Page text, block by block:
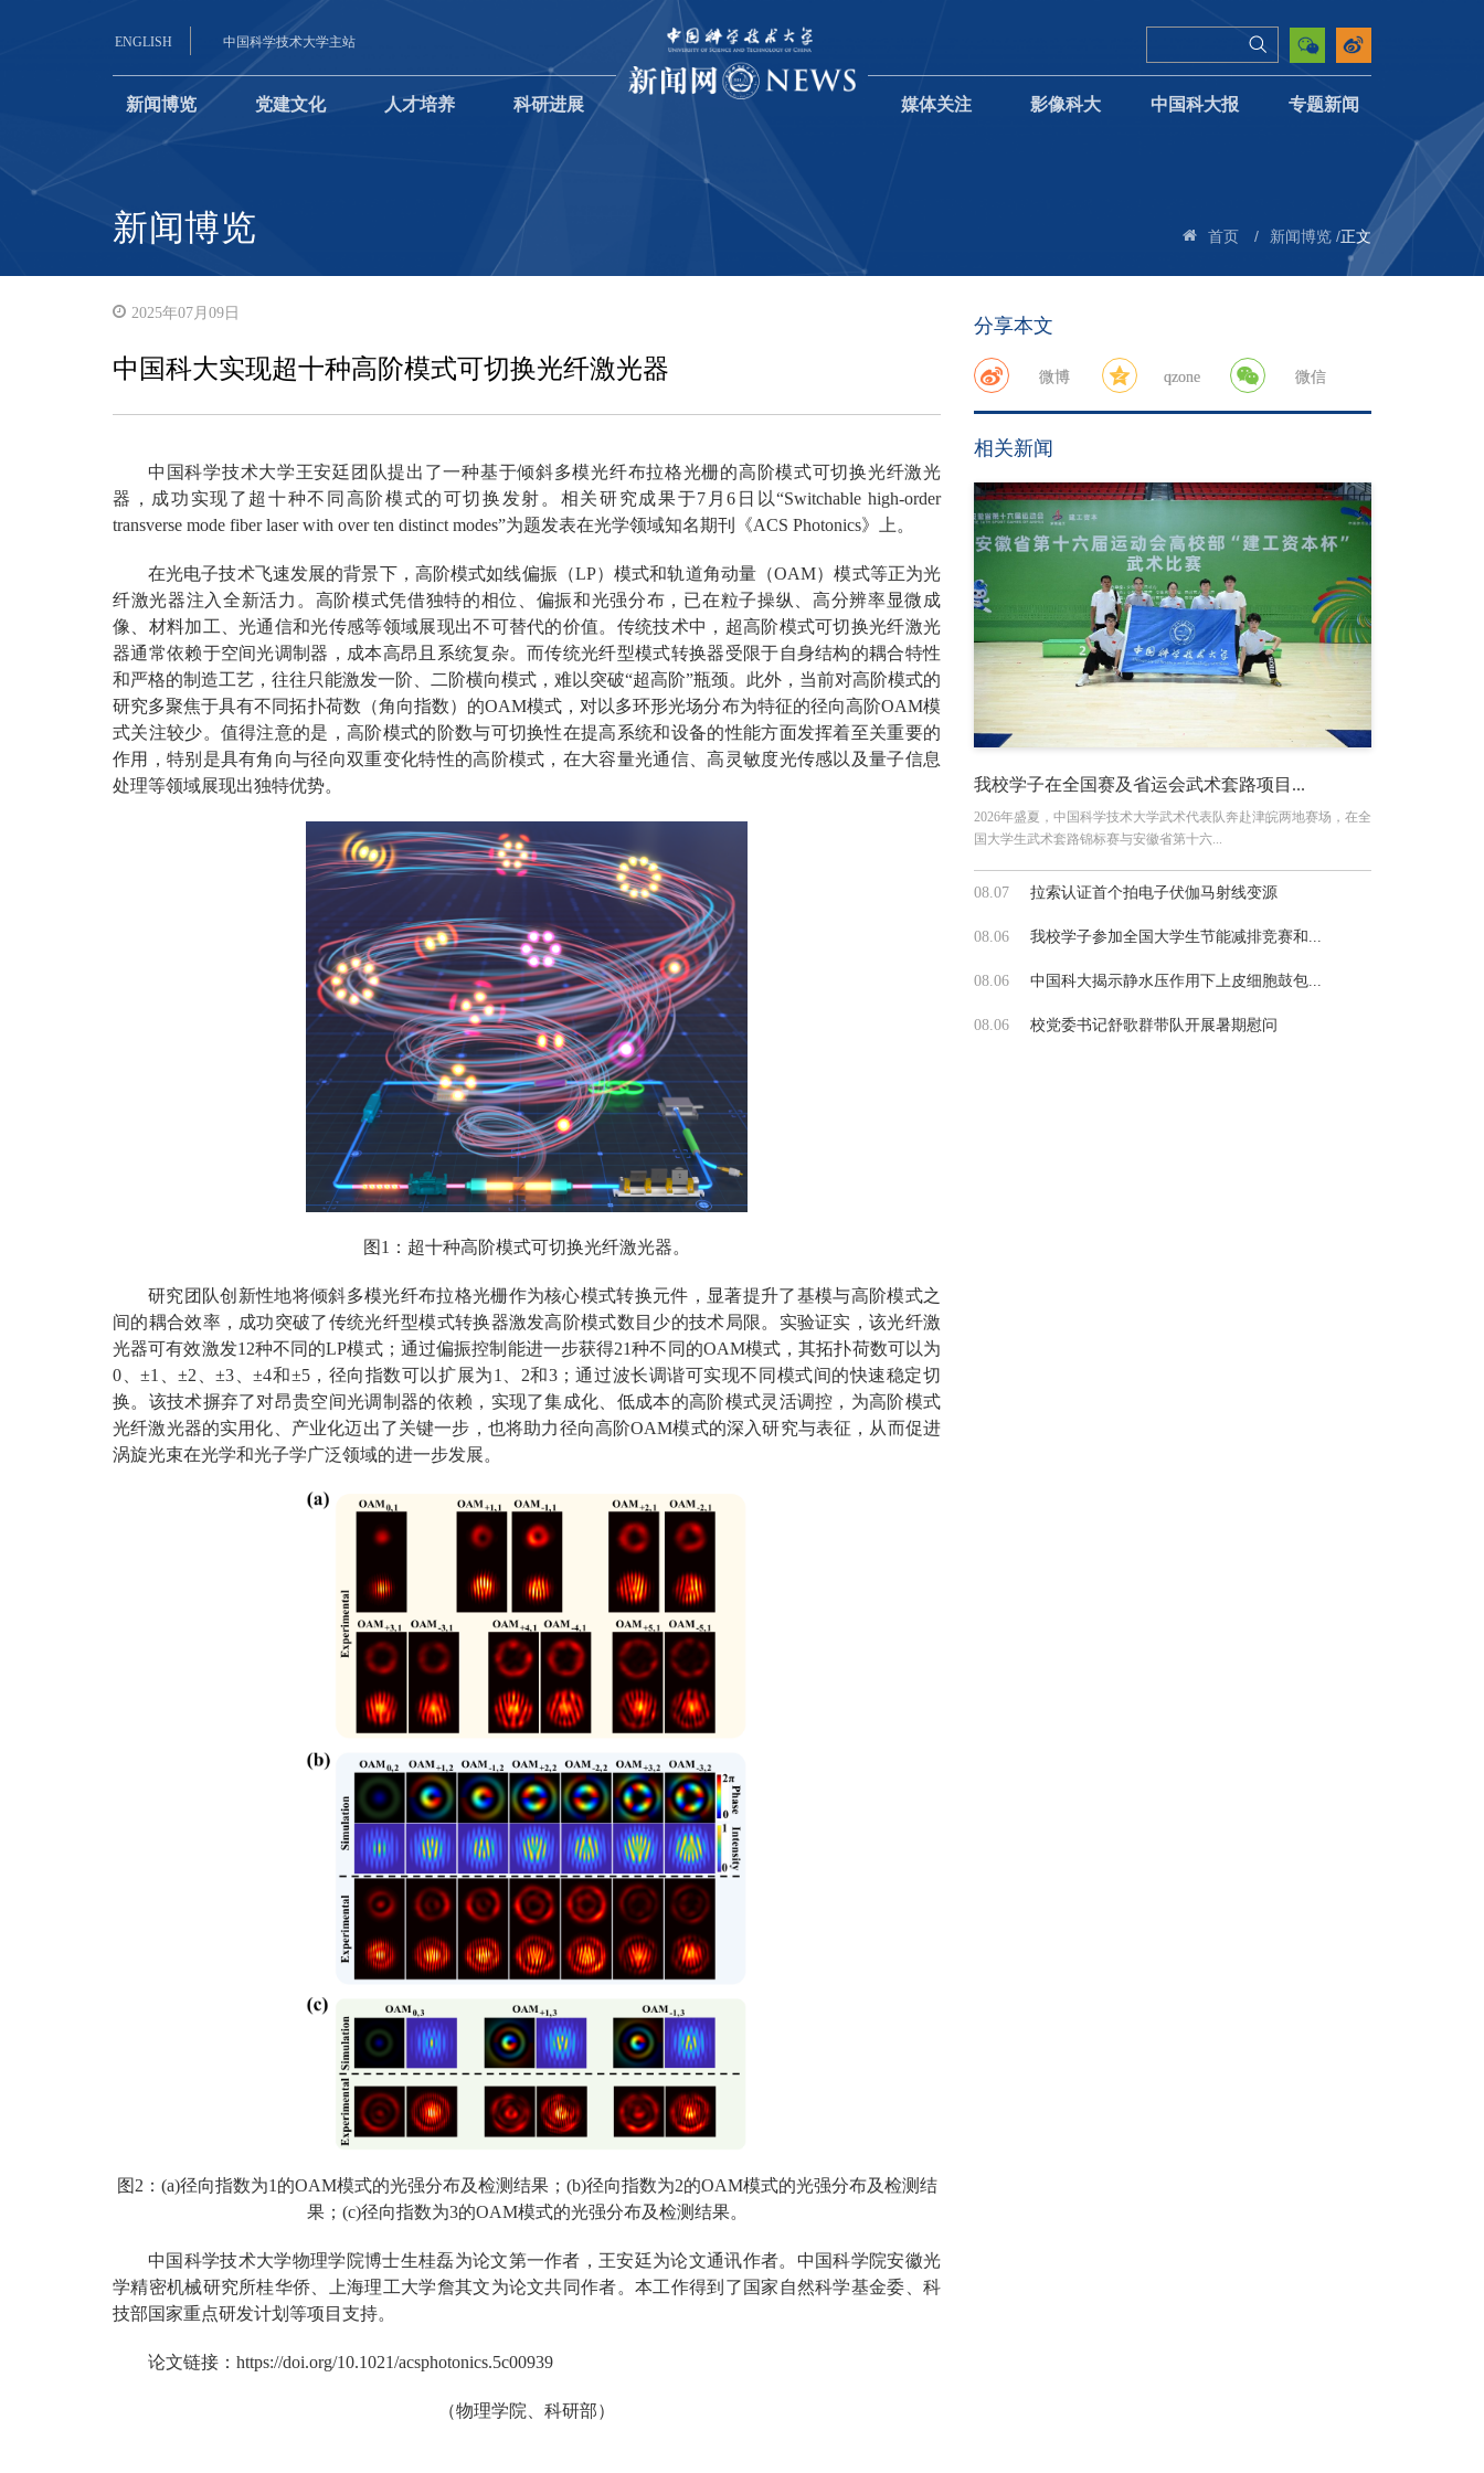
ENGLISH 中国科学技术大学主站
新闻博览 党建文化 人才培养 科研进展 媒体关注 影像科大 中国科大报 专题新闻
新闻博览 首页 / 新闻博览 /正文
2025年07月09日
中国科大实现超十种高阶模式可切换光纤激光器
中国科学技术大学王安廷团队提出了一种基于倾斜多模光纤布拉格光栅的高阶模式可切换光纤激光
器，成功实现了超十种不同高阶模式的可切换发射。相关研究成果于7月6日以“Switchable high-order
transverse mode fiber laser with over ten distinct modes”为题发表在光学领域知名期刊《ACS Photonics》上。
在光电子技术飞速发展的背景下，高阶模式如线偏振（LP）模式和轨道角动量（OAM）模式等正为光
纤激光器注入全新活力。高阶模式凭借独特的相位、偏振和光强分布，已在粒子操纵、高分辨率显微成
像、材料加工、光通信和光传感等领域展现出不可替代的价值。传统技术中，超高阶模式可切换光纤激光
器通常依赖于空间光调制器，成本高昂且系统复杂。而传统光纤型模式转换器受限于自身结构的耦合特性
和严格的制造工艺，往往只能激发一阶、二阶横向模式，难以突破“超高阶”瓶颈。此外，当前对高阶模式的
研究多聚焦于具有不同拓扑荷数（角向指数）的OAM模式，对以多环形光场分布为特征的径向高阶OAM模
式关注较少。值得注意的是，高阶模式的阶数与可切换性在提高系统和设备的性能方面发挥着至关重要的
作用，特别是具有角向与径向双重变化特性的高阶模式，在大容量光通信、高灵敏度光传感以及量子信息
处理等领域展现出独特优势。
图1：超十种高阶模式可切换光纤激光器。
研究团队创新性地将倾斜多模光纤布拉格光栅作为核心模式转换元件，显著提升了基模与高阶模式之
间的耦合效率，成功突破了传统光纤型模式转换器激发高阶模式数目少的技术局限。实验证实，该光纤激
光器可有效激发12种不同的LP模式；通过偏振控制能进一步获得21种不同的OAM模式，其拓扑荷数可以为
0、±1、±2、±3、±4和±5，径向指数可以扩展为1、2和3；通过波长调谐可实现不同模式间的快速稳定切
换。该技术摒弃了对昂贵空间光调制器的依赖，实现了集成化、低成本的高阶模式灵活调控，为高阶模式
光纤激光器的实用化、产业化迈出了关键一步，也将助力径向高阶OAM模式的深入研究与表征 ，从而促进
涡旋光束在光学和光子学广泛领域的进一步发展。
图2：(a)径向指数为1的OAM模式的光强分布及检测结果；(b)径向指数为2的OAM模式的光强分布及检测结
果；(c)径向指数为3的OAM模式的光强分布及检测结果。
中国科学技术大学物理学院博士生桂磊为论文第一作者，王安廷为论文通讯作者。中国科学院安徽光
学精密机械研究所桂华侨、上海理工大学詹其文为论文共同作者。本工作得到了国家自然科学基金委、科
技部国家重点研发计划等项目支持。
论文链接：https://doi.org/10.1021/acsphotonics.5c00939
（物理学院、科研部）
分享本文
微博 qzone 微信
相关新闻
我校学子在全国赛及省运会武术套路项目...
2026年盛夏，中国科学技术大学武术代表队奔赴津皖两地赛场，在全
国大学生武术套路锦标赛与安徽省第十六...
08.07 拉索认证首个拍电子伏伽马射线变源
08.06 我校学子参加全国大学生节能减排竞赛和...
08.06 中国科大揭示静水压作用下上皮细胞鼓包...
08.06 校党委书记舒歌群带队开展暑期慰问